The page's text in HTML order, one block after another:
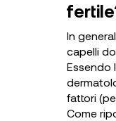
In
capelli
Essendo
fattori
Come